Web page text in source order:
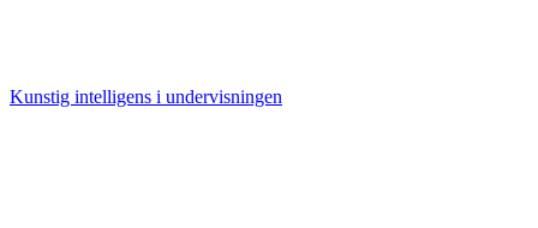
Kunstig intelligens i undervisningen